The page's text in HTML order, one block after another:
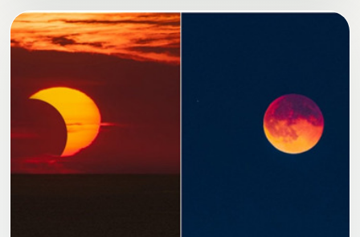
08.08
隐于市区的梦幻咖啡馆：Café Santropol 的绿意庭
院、暖灯与锦鲤池